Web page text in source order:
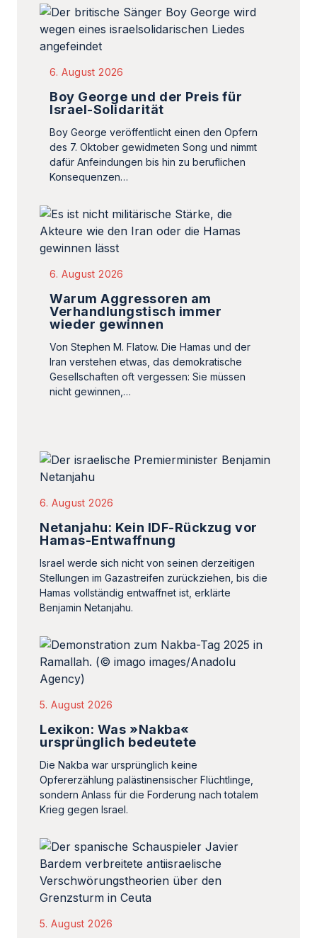
6. August 2026
Boy George und der Preis für
Israel-Solidarität
Boy George veröffentlicht einen den Opfern
des 7. Oktober gewidmeten Song und nimmt
dafür Anfeindungen bis hin zu beruflichen
Konsequenzen…
6. August 2026
Warum Aggressoren am
Verhandlungstisch immer
wieder gewinnen
Von Stephen M. Flatow. Die Hamas und der
Iran verstehen etwas, das demokratische
Gesellschaften oft vergessen: Sie müssen
nicht gewinnen,…
6. August 2026
Netanjahu: Kein IDF-Rückzug vor
Hamas-Entwaffnung
Israel werde sich nicht von seinen derzeitigen
Stellungen im Gazastreifen zurückziehen, bis die
Hamas vollständig entwaffnet ist, erklärte
Benjamin Netanjahu.
5. August 2026
Lexikon: Was »Nakba«
ursprünglich bedeutete
Die Nakba war ursprünglich keine
Opfererzählung palästinensischer Flüchtlinge,
sondern Anlass für die Forderung nach totalem
Krieg gegen Israel.
5. August 2026